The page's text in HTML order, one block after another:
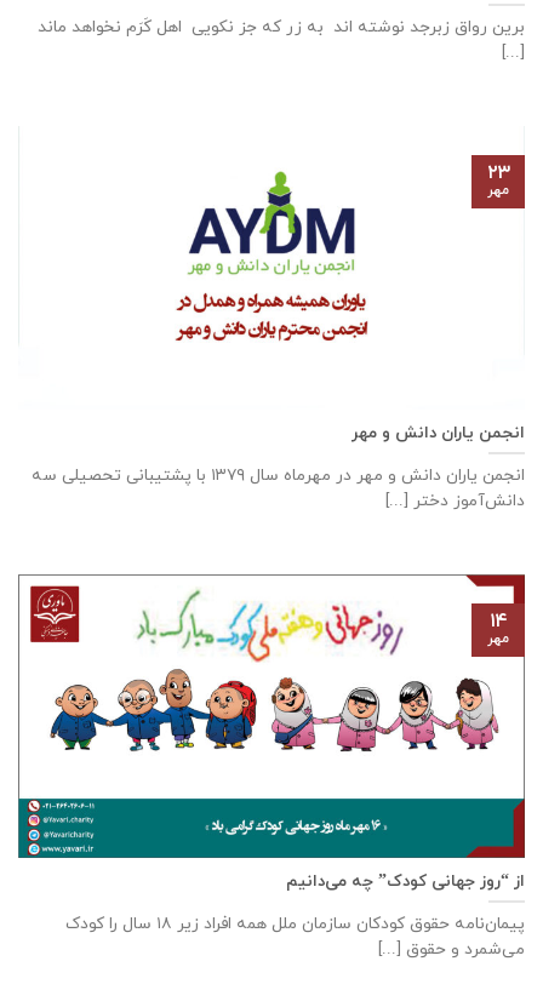
برین رواق زبرجد نوشته اند به زر که جز نکویی اهل کَرَم نخواهد ماند
[...]
انجمن یاران دانش و مهر
انجمن یاران دانش و مهر در مهرماه سال ۱۳۷۹ با پشتیبانی تحصیلی سه
دانش‌آموز دختر [...]
۲۳
مهر
از “روز جهانی کودک” چه می‌دانیم
پیمان‌نامه‌ حقوق کودکان سازمان ملل همه‌ افراد زیر ۱۸ سال را کودک
می‌شمرد و حقوق [...]
۱۴
مهر